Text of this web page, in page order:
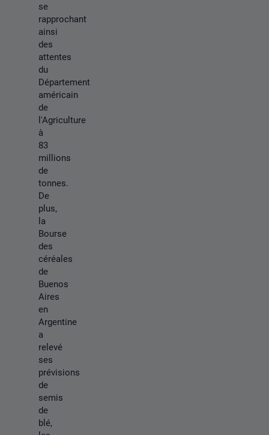
se
rapprochant
ainsi
des
attentes
du
Département
américain
de
l'Agriculture
à
83
millions
de
tonnes.
De
plus,
la
Bourse
des
céréales
de
Buenos
Aires
en
Argentine
a
relevé
ses
prévisions
de
semis
de
blé,